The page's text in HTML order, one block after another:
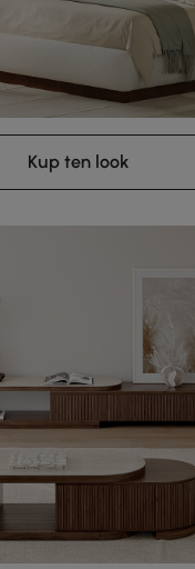
Kup ten look